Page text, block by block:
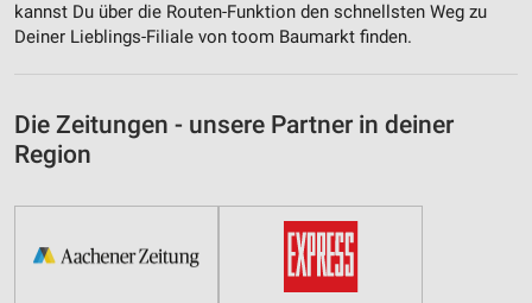
kannst Du über die Routen-Funktion den schnellsten Weg zu
Deiner Lieblings-Filiale von toom Baumarkt finden.
Die Zeitungen - unsere Partner in deiner
Region